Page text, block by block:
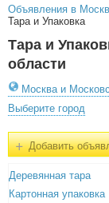
Объявления в
Тара и Упаковка
Тара и
области
Москва и
Выберите город
+Добавить
Деревянная тара
Картонная упаковка